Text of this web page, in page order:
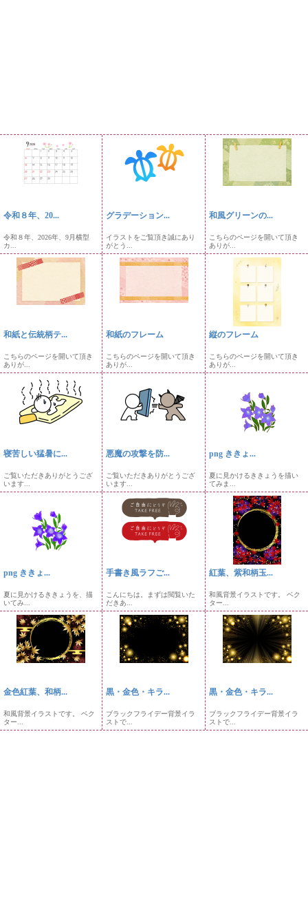
令和８年、20...
令和８年、2026年、9月横型
カ...
グラデーション...
イラストをご覧頂き誠にあり
がとう...
和風グリーンの...
こちらのページを開いて頂き
ありが...
和紙と伝統柄テ...
こちらのページを開いて頂き
ありが...
和紙のフレーム
こちらのページを開いて頂き
ありが...
縦のフレーム
こちらのページを開いて頂き
ありが...
寝苦しい猛暑に...
ご覧いただきありがとうござ
います...
悪魔の攻撃を防...
ご覧いただきありがとうござ
います...
png ききょ...
夏に見かけるききょうを描い
てみま...
png ききょ...
夏に見かけるききょうを、描
いてみ...
手書き風ラフご...
こんにちは。まずは閲覧いた
だきあ...
紅葉、紫和柄玉...
和風背景イラストです。 ベク
ター...
金色紅葉、和柄...
和風背景イラストです。 ベク
ター...
黒・金色・キラ...
ブラックフライデー背景イラ
ストで...
黒・金色・キラ...
ブラックフライデー背景イラ
ストで...